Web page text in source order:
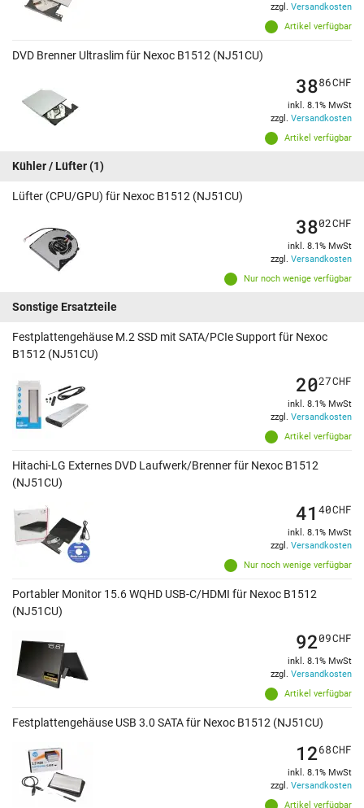
Artikel verfügbar
zzgl. Versandkosten
DVD Brenner Ultraslim für Nexoc B1512 (NJ51CU)
Artikel verfügbar
3886CHF
inkl. 8.1% MwSt
zzgl. Versandkosten
Kühler / Lüfter(1)
Lüfter (CPU/GPU) für Nexoc B1512 (NJ51CU)
Nur noch wenige verfügbar
3802CHF
inkl. 8.1% MwSt
zzgl. Versandkosten
Sonstige Ersatzteile
Festplattengehäuse M.2 SSD mit SATA/PCIe Support für Nexoc
B1512 (NJ51CU)
Artikel verfügbar
2027CHF
inkl. 8.1% MwSt
zzgl. Versandkosten
Hitachi-LG Externes DVD Laufwerk/Brenner für Nexoc B1512
(NJ51CU)
Nur noch wenige verfügbar
41 40CHF
inkl. 8.1% MwSt
zzgl. Versandkosten
Portabler Monitor 15.6 WQHD USB-C/HDMI für Nexoc B1512
(NJ51CU)
Artikel verfügbar
9209CHF
inkl. 8.1% MwSt
zzgl. Versandkosten
Festplattengehäuse USB 3.0 SATA für Nexoc B1512 (NJ51CU)
Artikel verfügbar
1268CHF
inkl. 8.1% MwSt
zzgl. Versandkosten